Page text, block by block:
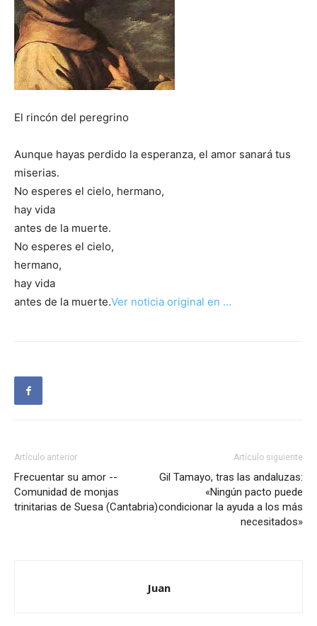
El rincón del peregrino
Aunque hayas perdido la esperanza, el amor sanará tus
miserias.
No esperes el cielo, hermano,
hay vida
antes de la muerte.
No esperes el cielo,
hermano,
hay vida
antes de la muerte.Ver noticia original en …
Artículo anterior
Frecuentar su amor --
Comunidad de monjas
trinitarias de Suesa (Cantabria)
Artículo siguiente
Gil Tamayo, tras las andaluzas:
«Ningún pacto puede
condicionar la ayuda a los más
necesitados»
Juan